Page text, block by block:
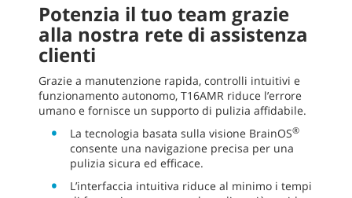
Potenzia il tuo team grazie
alla nostra rete di assistenza
clienti
Grazie a manutenzione rapida, controlli intuitivi e
funzionamento autonomo, T16AMR riduce l’errore
umano e fornisce un supporto di pulizia affidabile.
La tecnologia basata sulla visione BrainOS®
consente una navigazione precisa per una
pulizia sicura ed efficace.
L’interfaccia intuitiva riduce al minimo i tempi